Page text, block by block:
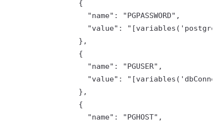
                {
                  "name": "PGPASSWORD",
"value":
                },
                {
                  "name": "PGUSER",
"value":
                },
                {
                  "name": "PGHOST",